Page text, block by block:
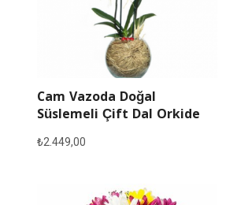
Cam Vazoda Doğal
Süslemeli Çift Dal Orkide
₺2.449,00